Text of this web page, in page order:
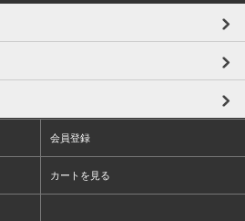
会員登録
カートを見る